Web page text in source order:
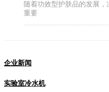
随着功效型护肤品的发展
重要
企业新闻
实验室冷水机